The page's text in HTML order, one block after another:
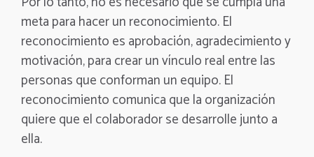
meta para hacer un reconocimiento. El
reconocimiento es aprobación, agradecimiento y
motivación, para crear un vínculo real entre las
personas que conforman un equipo. El
reconocimiento comunica que la organización
quiere que el colaborador se desarrolle junto a
ella.